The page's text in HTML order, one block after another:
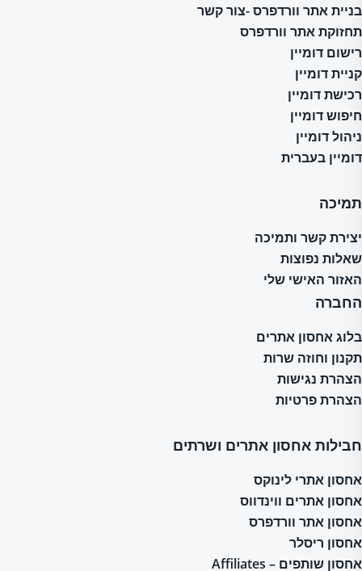
בניית אתר וורדפרס -צור קשר
תחזוקת אתר וורדפרס
רישום דומיין
קניית דומיין
רכישת דומיין
חיפוש דומיין
ניהול דומיין
דומיין בעברית
תמיכה
יצירת קשר ותמיכה
שאלות נפוצות
האזור האישי שלי
החברה
בלוג אחסון אתרים
תקנון וחוזה שרות
הצהרת נגישות
הצהרת פרטיות
חבילות אחסון אתרים ושרתים
אחסון אתרי לינוקס
אחסון אתרים ווינדווס
אחסון אתר וורדפרס
אחסון ריסלר
אחסון שותפים – Affiliates